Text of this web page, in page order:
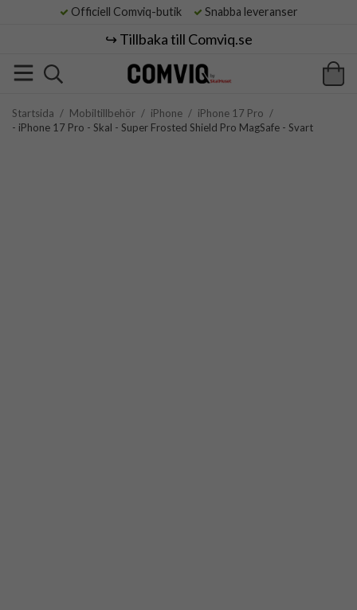
Officiell Comviq-butik Snabba leveranser
↪️ Tillbaka till Comviq.se
Startsida / Mobiltillbehör / iPhone / iPhone 17 Pro /
- iPhone 17 Pro - Skal - Super Frosted Shield Pro MagSafe - Svart